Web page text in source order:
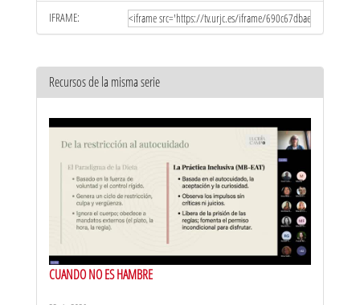
IFRAME:
Recursos de la misma serie
CUANDO NO ES HAMBRE